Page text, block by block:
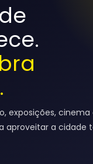
exposições, cinema
aproveitar a cidade